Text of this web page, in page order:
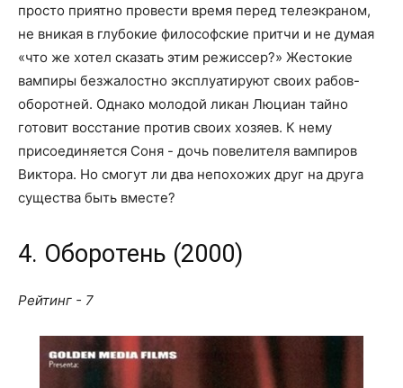
просто приятно провести время перед телеэкраном,
не вникая в глубокие философские притчи и не думая
«что же хотел сказать этим режиссер?» Жестокие
вампиры безжалостно эксплуатируют своих рабов-
оборотней. Однако молодой ликан Люциан тайно
готовит восстание против своих хозяев. К нему
присоединяется Соня - дочь повелителя вампиров
Виктора. Но смогут ли два непохожих друг на друга
существа быть вместе?
4. Оборотень (2000)
Рейтинг - 7